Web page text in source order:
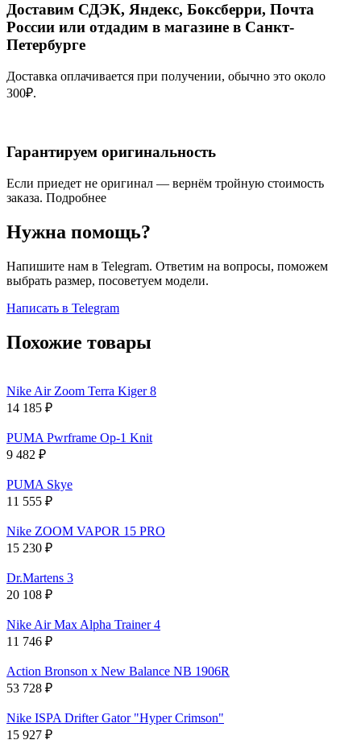
Доставим СДЭК, Яндекс, Боксберри, Почта
России или отдадим в магазине в Санкт-
Петербурге
Доставка оплачивается при получении, обычно это около
300₽.
Гарантируем оригинальность
Если приедет не оригинал — вернём тройную стоимость
заказа. Подробнее
Нужна помощь?
Напишите нам в Telegram. Ответим на вопросы, поможем
выбрать размер, посоветуем модели.
Написать в Telegram
Похожие товары
Nike Air Zoom Terra Kiger 8
14 185 ₽
PUMA Pwrframe Op-1 Knit
9 482 ₽
PUMA Skye
11 555 ₽
Nike ZOOM VAPOR 15 PRO
15 230 ₽
Dr.Martens 3
20 108 ₽
Nike Air Max Alpha Trainer 4
11 746 ₽
Action Bronson x New Balance NB 1906R
53 728 ₽
Nike ISPA Drifter Gator "Hyper Crimson"
15 927 ₽